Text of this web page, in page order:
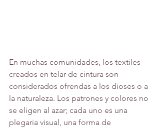
En muchas comunidades, los textiles
creados en telar de cintura son
considerados ofrendas a los dioses o a
la naturaleza. Los patrones y colores no
se eligen al azar; cada uno es una
plegaria visual, una forma de